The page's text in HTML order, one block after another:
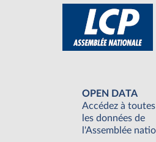
OPEN DATA
Accédez à toutes
les données de
l'Assemblée